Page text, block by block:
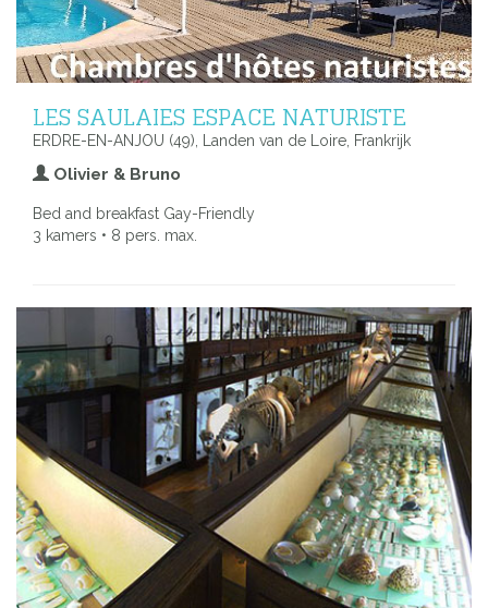
LES SAULAIES ESPACE NATURISTE
ERDRE-EN-ANJOU (49), Landen van de Loire, Frankrijk
Olivier & Bruno
Bed and breakfast Gay-Friendly
3 kamers • 8 pers. max.